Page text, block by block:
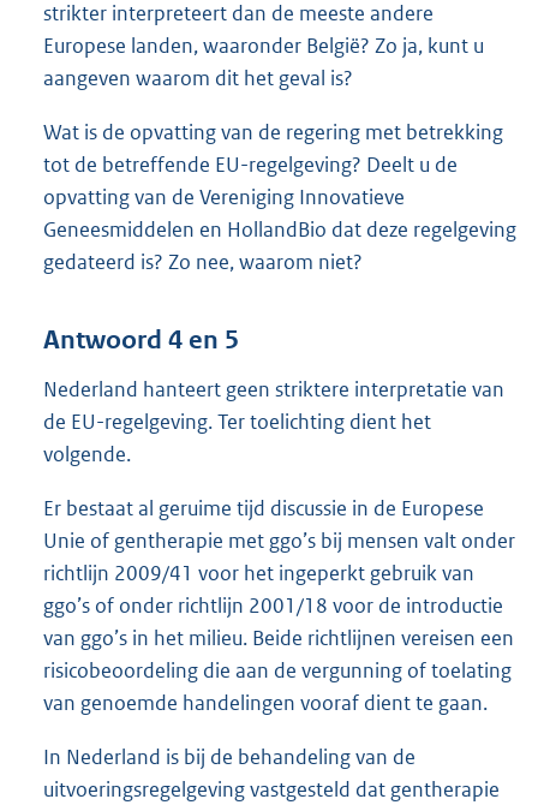
strikter interpreteert dan de meeste andere
Europese landen, waaronder België? Zo ja, kunt u
aangeven waarom dit het geval is?
Wat is de opvatting van de regering met betrekking
tot de betreffende EU-regelgeving? Deelt u de
opvatting van de Vereniging Innovatieve
Geneesmiddelen en HollandBio dat deze regelgeving
gedateerd is? Zo nee, waarom niet?
Antwoord 4 en 5
Nederland hanteert geen striktere interpretatie van
de EU-regelgeving. Ter toelichting dient het
volgende.
Er bestaat al geruime tijd discussie in de Europese
Unie of gentherapie met ggo’s bij mensen valt onder
richtlijn 2009/41 voor het ingeperkt gebruik van
ggo’s of onder richtlijn 2001/18 voor de introductie
van ggo’s in het milieu. Beide richtlijnen vereisen een
risicobeoordeling die aan de vergunning of toelating
van genoemde handelingen vooraf dient te gaan.
In Nederland is bij de behandeling van de
uitvoeringsregelgeving vastgesteld dat gentherapie